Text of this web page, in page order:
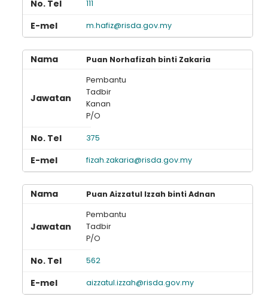
111
m.hafiz@risda.gov.my
Puan Norhafizah binti Zakaria
Pembantu
Tadbir
Kanan
P/O
375
fizah.zakaria@risda.gov.my
Puan Aizzatul Izzah binti Adnan
Pembantu
Tadbir
P/O
562
aizzatul.izzah@risda.gov.my